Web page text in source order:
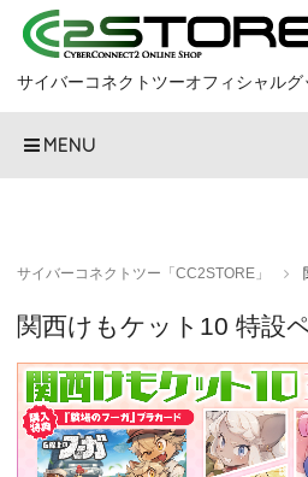
サイバーコネクトツーオフィシャルグ
MENU
サイバーコネクトツー「CC2STORE」
関西けもケット10 特設